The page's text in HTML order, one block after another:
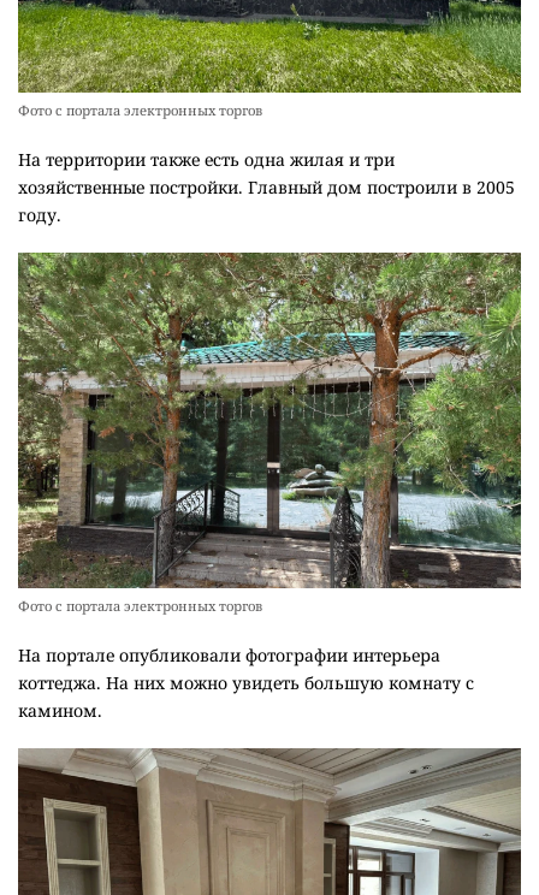
Фото с портала электронных торгов
На территории также есть одна жилая и три
хозяйственные постройки. Главный дом построили в 2005
году.
Фото с портала электронных торгов
На портале опубликовали фотографии интерьера
коттеджа. На них можно увидеть большую комнату с
камином.